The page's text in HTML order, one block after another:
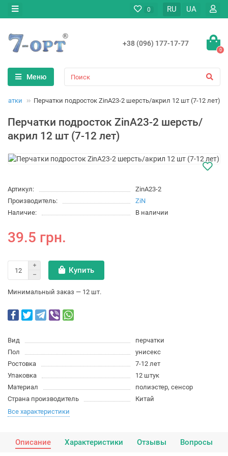
0 RU UA
+38 (096) 177-17-77
0
Меню
Перчатки подросток ZinA23-2 шерсть/акрил 12 шт (7-12 лет)
Перчатки подросток ZinA23-2 шерсть/
акрил 12 шт (7-12 лет)
Артикул:
ZinA23-2
Производитель:
ZiN
Наличие:
В наличии
39.5 грн.
Купить
Минимальный заказ — 12 шт.
Вид
перчатки
Пол
унисекс
Ростовка
7-12 лет
Упаковка
12 штук
Материал
полиэстер, сенсор
Страна производитель
Китай
Все характеристики
Описание Характеристики Отзывы Вопросы